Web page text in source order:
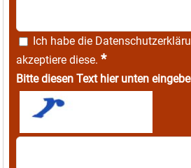
Ich habe die
akzeptiere diese. *
Bitte diesen Text hier unten